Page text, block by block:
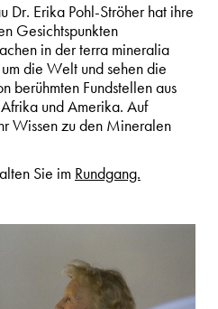
Dr. Erika Pohl-Ströher hat ihre
Gesichtspunkten
in der terra mineralia
die Welt und sehen die
berühmten Fundstellen aus
und Amerika. Auf
Wissen zu den Mineralen
Sie im Rundgang.